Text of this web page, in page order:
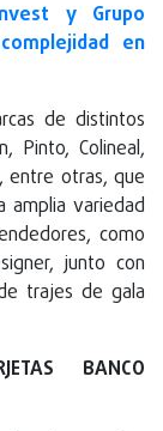
y Grupo
en
de distintos
Pinto, Colineal,
entre otras, que
amplia variedad
como
junto con
trajes de gala
BANCO